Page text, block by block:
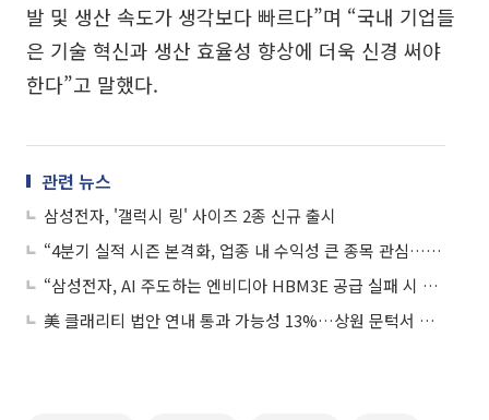
발 및 생산 속도가 생각보다 빠르다”며 “국내 기업들
은 기술 혁신과 생산 효율성 향상에 더욱 신경 써야
한다”고 말했다.
관련 뉴스
삼성전자, '갤럭시 링' 사이즈 2종 신규 출시
“4분기 실적 시즌 본격화, 업종 내 수익성 큰 종목 관심…SK하이닉스 추천”
“삼성전자, AI 주도하는 엔비디아 HBM3E 공급 실패 시 V자 반등 어려워…목표가↓”
美 클래리티 법안 연내 통과 가능성 13%…상원 문턱서 제동